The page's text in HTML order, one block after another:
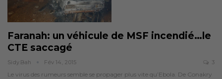
Faranah: un véhicule de MSF incendié…le
CTE saccagé
Sidy.bah Fév 14, 2015 3
Le virus des rumeurs semble se propager plus vite qu’Ebola. De Conakry